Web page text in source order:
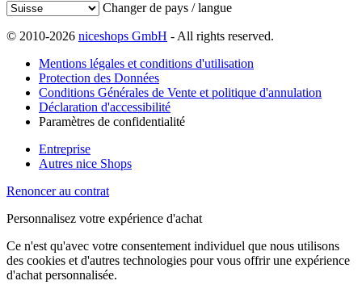
Changer de pays / langue
© 2010-2026 niceshops GmbH - All rights reserved.
Mentions légales et conditions d'utilisation
Protection des Données
Conditions Générales de Vente et politique d'annulation
Déclaration d'accessibilité
Paramètres de confidentialité
Entreprise
Autres nice Shops
Renoncer au contrat
Personnalisez votre expérience d'achat
Ce n'est qu'avec votre consentement individuel que nous utilisons
des cookies et d'autres technologies pour vous offrir une expérience
d'achat personnalisée.